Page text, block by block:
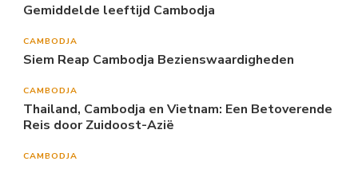
Gemiddelde leeftijd Cambodja
CAMBODJA
Siem Reap Cambodja Bezienswaardigheden
CAMBODJA
Thailand, Cambodja en Vietnam: Een Betoverende
Reis door Zuidoost-Azië
CAMBODJA